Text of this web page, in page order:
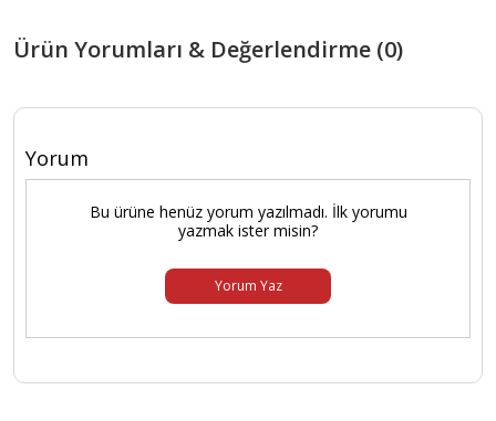
Ürün Yorumları & Değerlendirme (0)
Yorum
Bu ürüne henüz yorum yazılmadı. İlk yorumu
yazmak ister misin?
Yorum Yaz